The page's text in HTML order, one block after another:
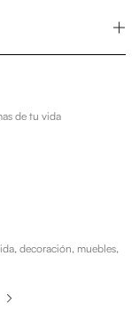
de tu vida
decoración, muebles,